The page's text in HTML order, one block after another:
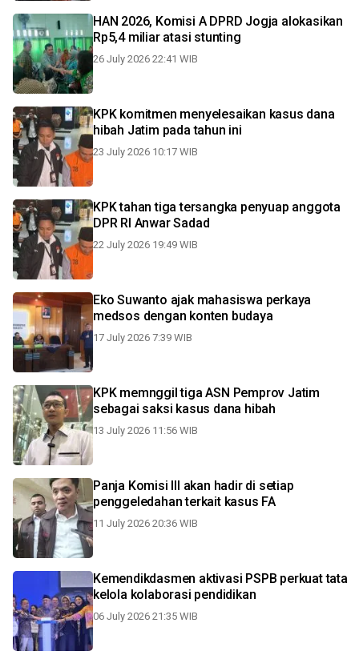
HAN 2026, Komisi A DPRD Jogja alokasikan
Rp5,4 miliar atasi stunting
26 July 2026 22:41 WIB
KPK komitmen menyelesaikan kasus dana
hibah Jatim pada tahun ini
23 July 2026 10:17 WIB
KPK tahan tiga tersangka penyuap anggota
DPR RI Anwar Sadad
22 July 2026 19:49 WIB
Eko Suwanto ajak mahasiswa perkaya
medsos dengan konten budaya
17 July 2026 7:39 WIB
KPK memnggil tiga ASN Pemprov Jatim
sebagai saksi kasus dana hibah
13 July 2026 11:56 WIB
Panja Komisi III akan hadir di setiap
penggeledahan terkait kasus FA
11 July 2026 20:36 WIB
Kemendikdasmen aktivasi PSPB perkuat tata
kelola kolaborasi pendidikan
06 July 2026 21:35 WIB